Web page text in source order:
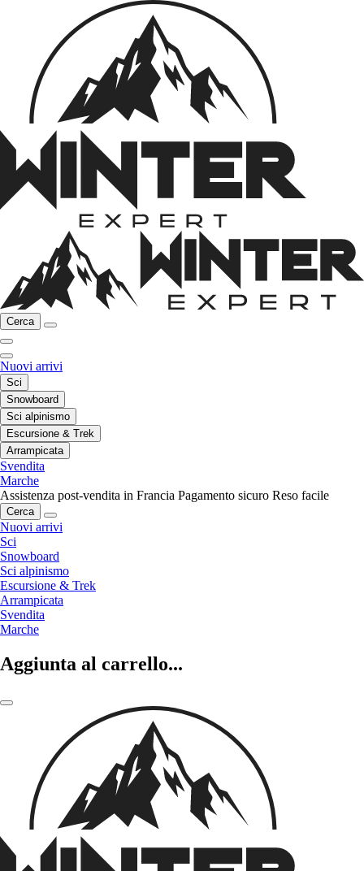
Cerca
Nuovi arrivi
Sci
Snowboard
Sci alpinismo
Escursione & Trek
Arrampicata
Svendita
Marche
Assistenza post-vendita in Francia Pagamento sicuro Reso facile
Cerca
Nuovi arrivi
Sci
Snowboard
Sci alpinismo
Escursione & Trek
Arrampicata
Svendita
Marche
Aggiunta al carrello...